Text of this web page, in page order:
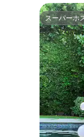
スーパーホ
スーパーホ